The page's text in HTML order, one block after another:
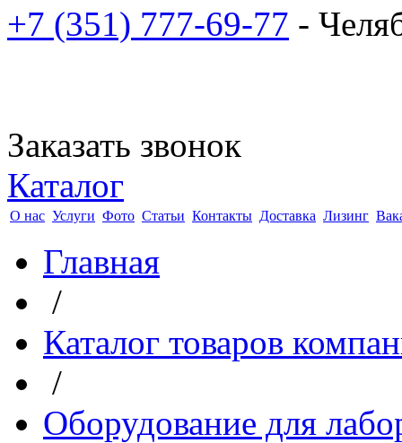
+7 (351) 777-69-77 -
Заказать звонок
Каталог
О нас Услуги Фото Статьи Контакты Доставка Лизинг
Главная
/
Каталог товаров
/
Оборудование для